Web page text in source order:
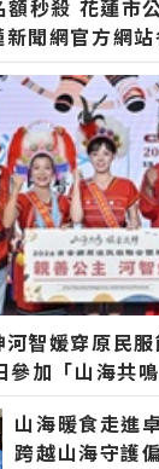
秒殺 花蓮市
聞網官方網站
最新的在地資
智媛穿原民
參加「山海共
∣花蓮新聞網
報導 最新的
山海暖食走進
跨越山海守護